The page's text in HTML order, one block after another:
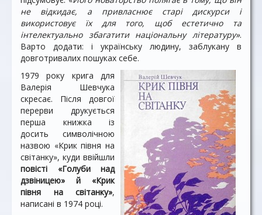
не відкидає, а привласнює старі дискурси і
використовує їх для того, щоб естетично та
інтелектуально збагатити національну літературу».
Варто додати: і українську людину, заблукану в
довготривалих пошуках себе.
1979 року крига для
Валерія Шевчука
скресає. Після довгої
перерви друкується
перша книжка із
досить символічною
назвою «Крик півня на
світанку», куди ввійшли
повісті «Голуби над
дзвіницею» й «Крик
півня на світанку»,
написані в 1974 році.